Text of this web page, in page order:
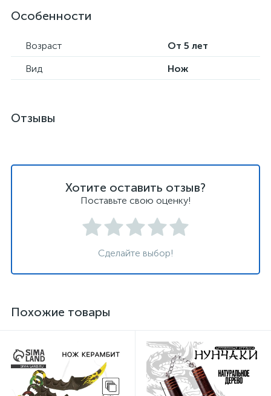
Особенности
Возраст
От 5 лет
Вид
Нож
Отзывы
Хотите оставить отзыв?
Поставьте свою оценку!
Сделайте выбор!
Похожие товары